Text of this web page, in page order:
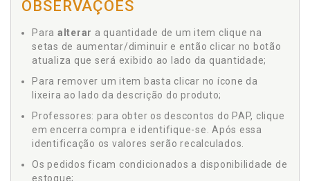
OBSERVAÇÕES
Para alterar a quantidade de um item clique na
setas de aumentar/diminuir e então clicar no botão
atualiza que será exibido ao lado da quantidade;
Para remover um item basta clicar no ícone da
lixeira ao lado da descrição do produto;
Professores: para obter os descontos do PAP, clique
em encerra compra e identifique-se. Após essa
identificação os valores serão recalculados.
Os pedidos ficam condicionados a disponibilidade de
estoque;